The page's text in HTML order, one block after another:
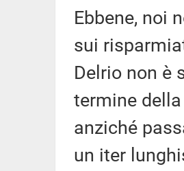
Ebbene, noi
sui
Delrio non è
termine
anziché
un iter